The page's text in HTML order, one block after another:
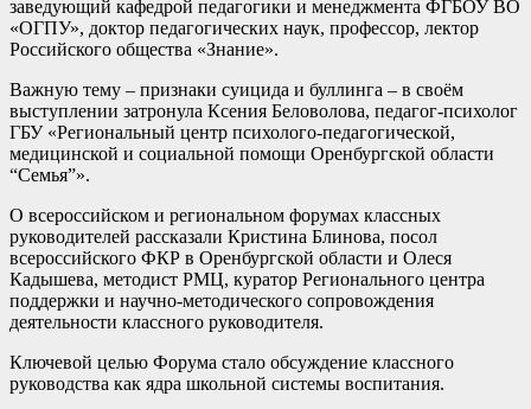
заведующий кафедрой педагогики и менеджмента ФГБОУ ВО
«ОГПУ», доктор педагогических наук, профессор, лектор
Российского общества «Знание».
Важную тему – признаки суицида и буллинга – в своём
выступлении затронула Ксения Беловолова, педагог-психолог
ГБУ «Региональный центр психолого-педагогической,
медицинской и социальной помощи Оренбургской области
“Семья”».
О всероссийском и региональном форумах классных
руководителей рассказали Кристина Блинова, посол
всероссийского ФКР в Оренбургской области и Олеся
Кадышева, методист РМЦ, куратор Регионального центра
поддержки и научно-методического сопровождения
деятельности классного руководителя.
Ключевой целью Форума стало обсуждение классного
руководства как ядра школьной системы воспитания.